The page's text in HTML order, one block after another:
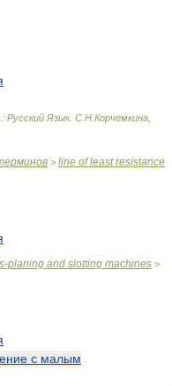
Русский Язык. С.Н.Корчемкина,
> line of least resistance
planing and slotting machines >
с малым